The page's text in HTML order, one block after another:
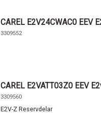
CAREL E2V24CWAC0 EEV
3309552
CAREL E2VATT03Z0 EEV
3309560
E2V-Z Reservdelar